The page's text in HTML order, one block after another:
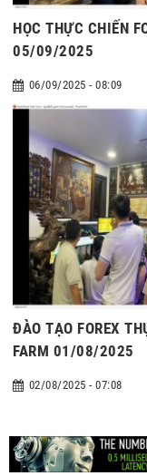
HỌC THỰC CHIẾN
05/09/2025
06/09/2025 - 08:09
ĐÀO TẠO FOREX
FARM 01/08/2025
02/08/2025 - 07:08